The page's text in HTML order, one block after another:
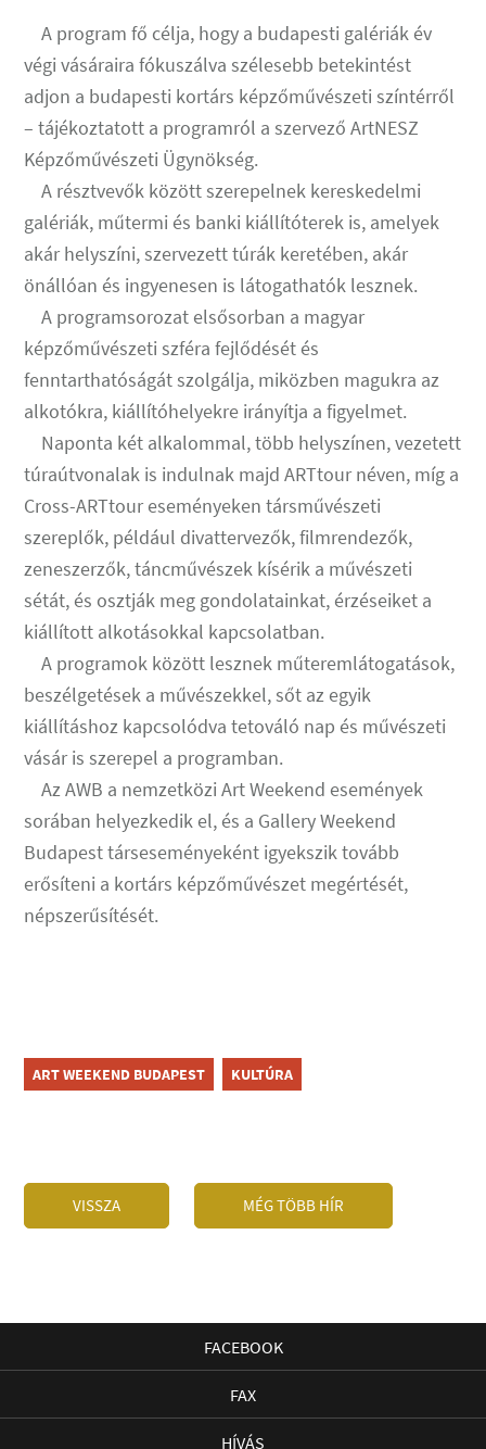
A program fő célja, hogy a budapesti galériák év
végi vásáraira fókuszálva szélesebb betekintést
adjon a budapesti kortárs képzőművészeti színtérről
– tájékoztatott a programról a szervező ArtNESZ
Képzőművészeti Ügynökség.
A résztvevők között szerepelnek kereskedelmi
galériák, műtermi és banki kiállítóterek is, amelyek
akár helyszíni, szervezett túrák keretében, akár
önállóan és ingyenesen is látogathatók lesznek.
A programsorozat elsősorban a magyar
képzőművészeti szféra fejlődését és
fenntarthatóságát szolgálja, miközben magukra az
alkotókra, kiállítóhelyekre irányítja a figyelmet.
Naponta két alkalommal, több helyszínen, vezetett
túraútvonalak is indulnak majd ARTtour néven, míg a
Cross-ARTtour eseményeken társművészeti
szereplők, például divattervezők, filmrendezők,
zeneszerzők, táncművészek kísérik a művészeti
sétát, és osztják meg gondolatainkat, érzéseiket a
kiállított alkotásokkal kapcsolatban.
A programok között lesznek műteremlátogatások,
beszélgetések a művészekkel, sőt az egyik
kiállításhoz kapcsolódva tetováló nap és művészeti
vásár is szerepel a programban.
Az AWB a nemzetközi Art Weekend események
sorában helyezkedik el, és a Gallery Weekend
Budapest társeseményeként igyekszik tovább
erősíteni a kortárs képzőművészet megértését,
népszerűsítését.
ART WEEKEND BUDAPEST KULTÚRA
VISSZA MÉG TÖBB HÍR
FACEBOOK
FAX
HÍVÁS